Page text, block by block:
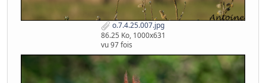
o.7.4.25.007.jpg
86.25 Ko, 1000x631
vu 97 fois